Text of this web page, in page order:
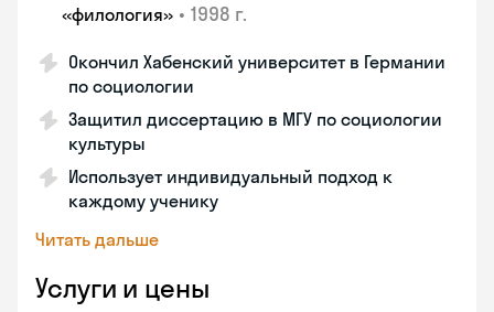
«филология» • 1998 г.
Окончил Хабенский университет в Германии
по социологии
Защитил диссертацию в МГУ по социологии
культуры
Использует индивидуальный подход к
каждому ученику
Читать дальше
Услуги и цены